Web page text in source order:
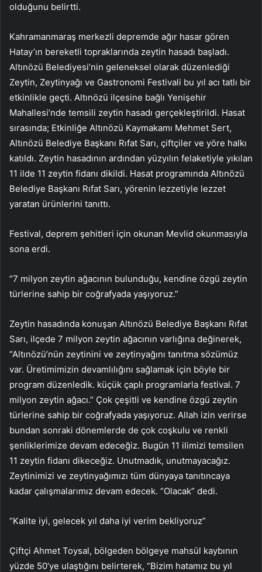
olduğunu belirtti.
Kahramanmaraş merkezli depremde ağır hasar gören
Hatay’ın bereketli topraklarında zeytin hasadı başladı.
Altınözü Belediyesi’nin geleneksel olarak düzenlediği
Zeytin, Zeytinyağı ve Gastronomi Festivali bu yıl acı tatlı bir
etkinlikle geçti. Altınözü ilçesine bağlı Yenişehir
Mahallesi’nde temsili zeytin hasadı gerçekleştirildi. Hasat
sırasında; Etkinliğe Altınözü Kaymakamı Mehmet Sert,
Altınözü Belediye Başkanı Rıfat Sarı, çiftçiler ve yöre halkı
katıldı. Zeytin hasadının ardından yüzyılın felaketiyle yıkılan
11 ilde 11 zeytin fidanı dikildi. Hasat programında Altınözü
Belediye Başkanı Rıfat Sarı, yörenin lezzetiyle lezzet
yaratan ürünlerini tanıttı.
Festival, deprem şehitleri için okunan Mevlid okunmasıyla
sona erdi.
“7 milyon zeytin ağacının bulunduğu, kendine özgü zeytin
türlerine sahip bir coğrafyada yaşıyoruz.”
Zeytin hasadında konuşan Altınözü Belediye Başkanı Rıfat
Sarı, ilçede 7 milyon zeytin ağacının varlığına değinerek,
“Altınözü’nün zeytinini ve zeytinyağını tanıtma sözümüz
var. Üretimimizin devamlılığını sağlamak için böyle bir
program düzenledik. küçük çaplı programlarla festival. 7
milyon zeytin ağacı.” Çok çeşitli ve kendine özgü zeytin
türlerine sahip bir coğrafyada yaşıyoruz. Allah izin verirse
bundan sonraki dönemlerde de çok coşkulu ve renkli
şenliklerimize devam edeceğiz. Bugün 11 ilimizi temsilen
11 zeytin fidanı dikeceğiz. Unutmadık, unutmayacağız.
Zeytinimizi ve zeytinyağımızı tüm dünyaya tanıtıncaya
kadar çalışmalarımız devam edecek. “Olacak” dedi.
“Kalite iyi, gelecek yıl daha iyi verim bekliyoruz”
Çiftçi Ahmet Toysal, bölgeden bölgeye mahsül kaybının
yüzde 50’ye ulaştığını belirterek, “Bizim hatamız bu yıl